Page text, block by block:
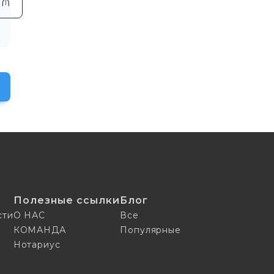
₼
Полезные ссылки
О НАС
КОМАНДА
Нотариус
Блог
Все
Популярные